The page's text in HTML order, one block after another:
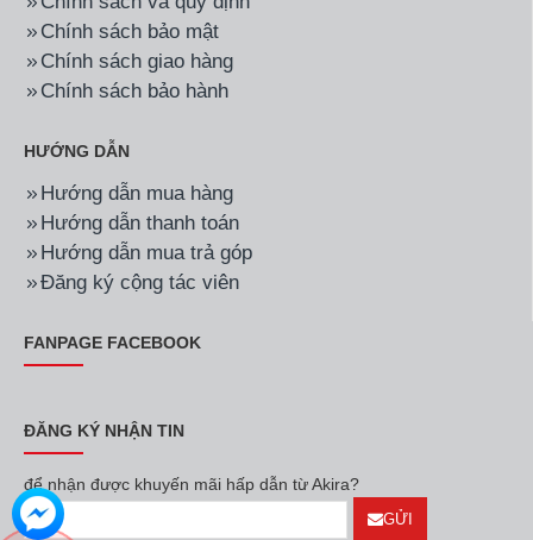
Hãng: Sharp Mã SP: KS-N181ETVSL
N181ETVSL 1.8 Lít
1.050.000đ
Hãng: Mã SP: